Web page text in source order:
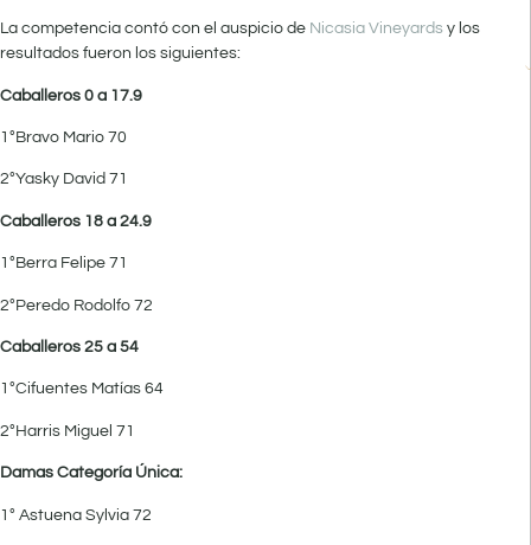
La competencia contó con el auspicio de Nicasia Vineyards y los
resultados fueron los siguientes:
Caballeros 0 a 17.9
1°Bravo Mario 70
2°Yasky David 71
Caballeros 18 a 24.9
1°Berra Felipe 71
2°Peredo Rodolfo 72
Caballeros 25 a 54
1°Cifuentes Matías 64
2°Harris Miguel 71
Damas Categoría Única:
1° Astuena Sylvia 72